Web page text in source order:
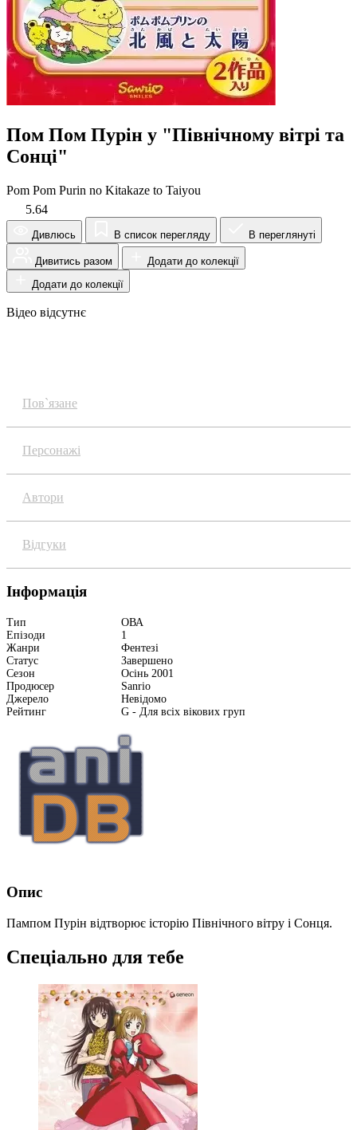
Пом Пом Пурін у "Північному вітрі та
Сонці"
Pom Pom Purin no Kitakaze to Taiyou
5.64
Дивлюсь В список перегляду В переглянуті
Дивитись разом
Додати до колекції
Додати до колекції
Відео відсутнє
Пов`язане
Персонажі
Автори
Відгуки
Інформація
Тип
ОВА
Епізоди
1
Жанри
Фентезі
Статус
Завершено
Сезон
Осінь 2001
Продюсер
Sanrio
Джерело
Невідомо
Рейтинг
G - Для всіх вікових груп
Опис
Пампом Пурін відтворює історію Північного вітру і Сонця.
Спеціально для тебе